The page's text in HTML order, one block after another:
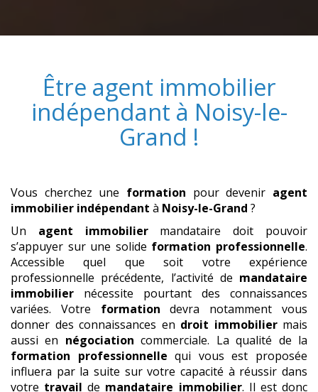
Être agent immobilier
indépendant à Noisy-le-
Grand !
Vous cherchez une formation pour devenir agent
immobilier indépendant à Noisy-le-Grand ?
Un agent immobiliermandataire doit pouvoir
s’appuyer sur une solide formation professionnelle.
Accessible quel que soit votre expérience
professionnelle précédente, l’activité de mandataire
immobilier nécessite pourtant des connaissances
variées. Votre formation devra notamment vous
donner des connaissances en droit immobiliermais
aussi en négociation commerciale. La qualité de la
formation professionnelle qui vous est proposée
influera par la suite sur votre capacité à réussir dans
votre travail de mandataire immobilier. Il est donc